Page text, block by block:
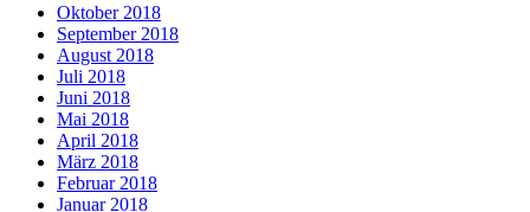
Oktober 2018
September 2018
August 2018
Juli 2018
Juni 2018
Mai 2018
April 2018
März 2018
Februar 2018
Januar 2018